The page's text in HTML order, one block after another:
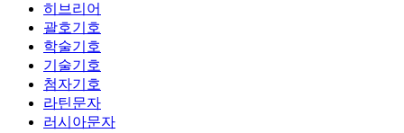
히브리어
괄호기호
학술기호
기술기호
첨자기호
라틴문자
러시아문자